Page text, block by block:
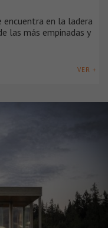
encuentra en la ladera
las más empinadas y
VER +